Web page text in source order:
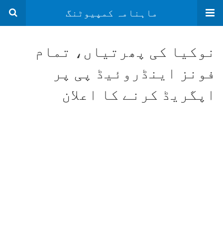
ماہنامہ کمپیوٹنگ
نوکیا کی پھرتیاں، تمام
فونز اینڈروئیڈ پی پر
اپگریڈ کرنے کا اعلان